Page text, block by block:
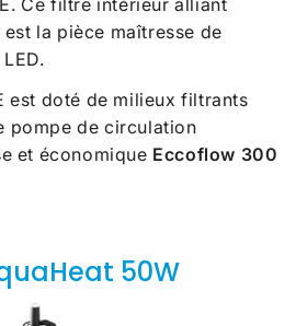
la pièce maîtresse de
est doté de milieux filtrants
pompe de circulation
et économique Eccoflow 300
50W